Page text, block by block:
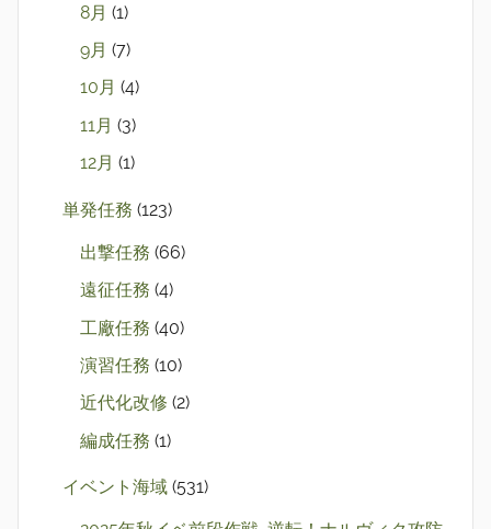
8月 (1)
9月 (7)
10月 (4)
11月 (3)
12月 (1)
単発任務 (123)
出撃任務 (66)
遠征任務 (4)
工廠任務 (40)
演習任務 (10)
近代化改修 (2)
編成任務 (1)
イベント海域 (531)